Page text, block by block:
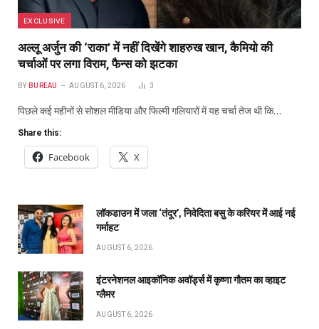
EXCLUSIVE
अल्लू अर्जुन की ‘राका’ में नहीं दिखेंगे शाहरुख खान, कैमियो की
चर्चाओं पर लगा विराम, फैन्स को झटका
BY BUREAU AUGUST 6, 2026 3
पिछले कई महीनों से सोशल मीडिया और फिल्मी गलियारों में यह चर्चा तेज थी कि…
Share this:
Facebook X
लॉकडाउन में जला ‘तंदूर’, निवेदिता बसु के करियर में आई नई
गर्माहट
AUGUST 6, 2026
इंटरनेशनल आइकॉनिक अवॉर्ड्स में कृष्णा गौतम का व्हाइट
ग्लैमर
AUGUST 6, 2026